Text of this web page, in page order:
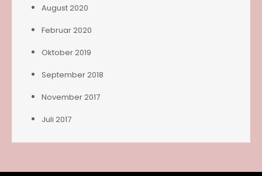
August 2020
Februar 2020
Oktober 2019
September 2018
November 2017
Juli 2017